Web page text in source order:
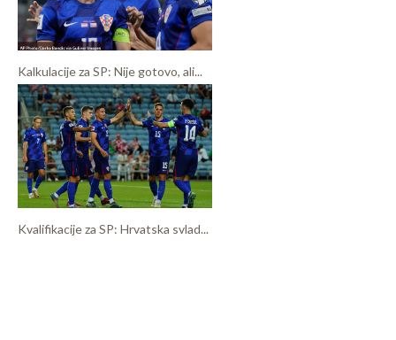
Kalkulacije za SP: Nije gotovo, ali...
Kvalifikacije za SP: Hrvatska svlad...